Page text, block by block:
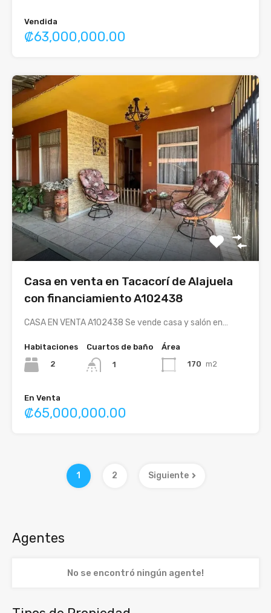
Vendida
₡63,000,000.00
Casa en venta en Tacacorí de Alajuela
con financiamiento A102438
CASA EN VENTA A102438 Se vende casa y salón en…
Habitaciones
2
Cuartos de baño
1
Área
170 m2
En Venta
₡65,000,000.00
1 2 Siguiente
Agentes
No se encontró ningún agente!